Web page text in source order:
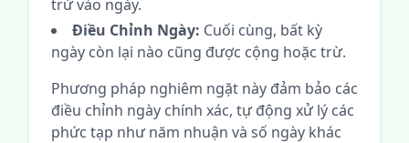
trừ vào ngày.
Điều Chỉnh Ngày: Cuối cùng, bất kỳ
ngày còn lại nào cũng được cộng hoặc trừ.
Phương pháp nghiêm ngặt này đảm bảo các
điều chỉnh ngày chính xác, tự động xử lý các
phức tạp như năm nhuận và số ngày khác